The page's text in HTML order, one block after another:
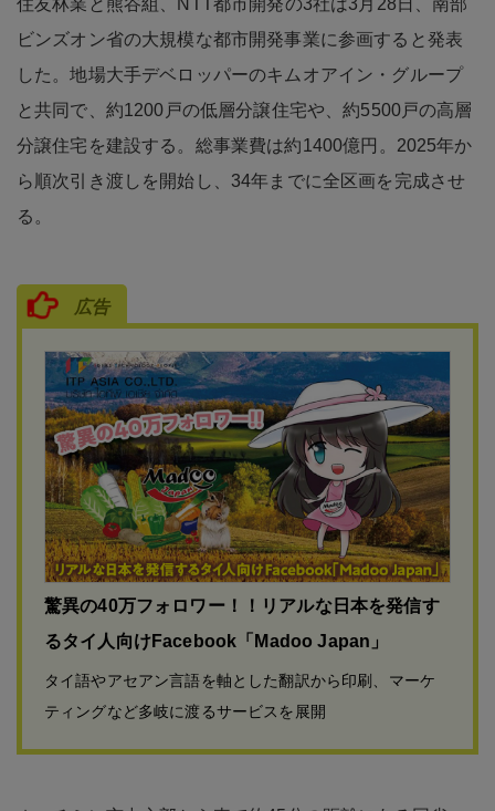
ビンズオン省の大規模な都市開発事業に参画すると発表
した。地場大手デベロッパーのキムオアイン・グループ
と共同で、約1200戸の低層分譲住宅や、約5500戸の高層
分譲住宅を建設する。総事業費は約1400億円。2025年か
ら順次引き渡しを開始し、34年までに全区画を完成させ
る。
広告
驚異の40万フォロワー！！リアルな日本を発信す
るタイ人向けFacebook「Madoo Japan」
タイ語やアセアン言語を軸とした翻訳から印刷、マーケ
ティングなど多岐に渡るサービスを展開